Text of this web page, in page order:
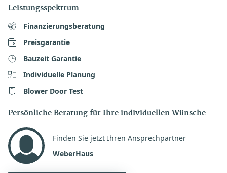
Leistungsspektrum
Finanzierungsberatung
Preisgarantie
Bauzeit Garantie
Individuelle Planung
Blower Door Test
Persönliche Beratung für Ihre individuellen Wünsche
Finden Sie jetzt Ihren Ansprechpartner
WeberHaus